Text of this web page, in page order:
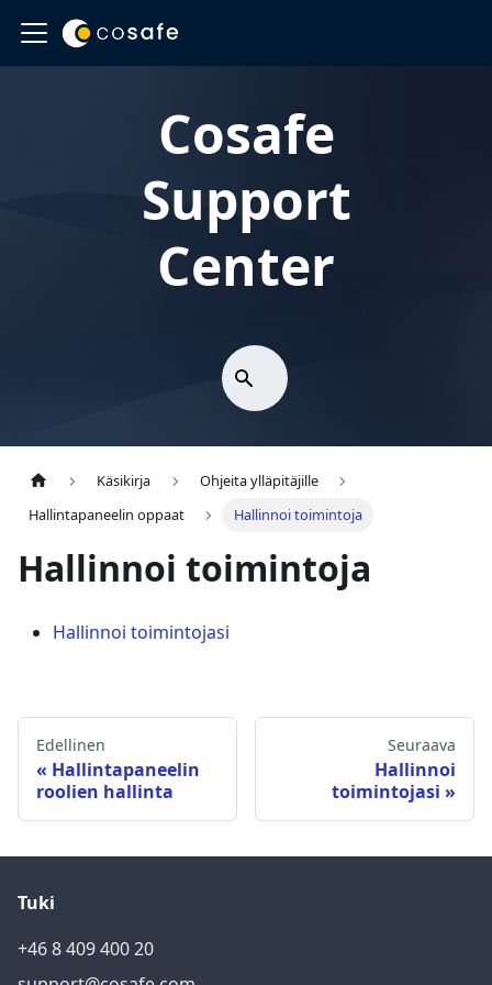
Cosafe
Support
Center
Käsikirja
Ohjeita ylläpitäjille
Hallintapaneelin oppaat
Hallinnoi toimintoja
Hallinnoi toimintoja
Hallinnoi toimintojasi
Edellinen
Hallintapaneelin
roolien hallinta
Seuraava
Hallinnoi
toimintojasi
Tuki
+46 8 409 400 20